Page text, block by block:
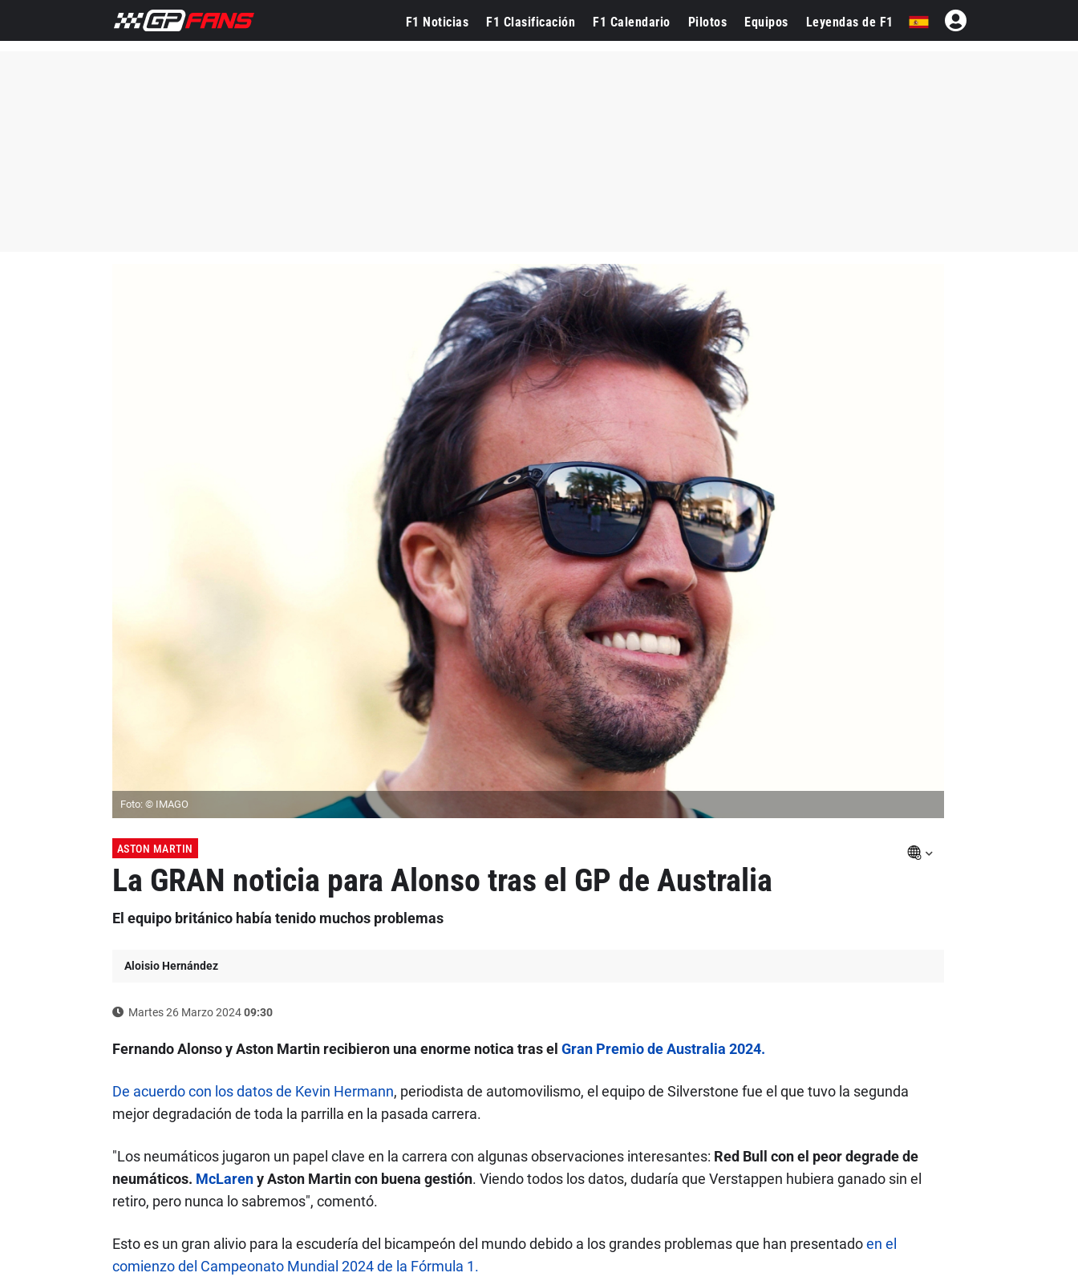
F1 Noticias F1 Clasificación F1 Calendario Pilotos Equipos Leyendas de F1
Foto: © IMAGO
ASTON MARTIN
La GRAN noticia para Alonso tras el GP de Australia
El equipo británico había tenido muchos problemas
Aloisio Hernández
Martes 26 Marzo 202409:30
Fernando Alonso y Aston Martin recibieron una enorme notica tras el Gran Premio de Australia 2024.
De acuerdo con los datos de Kevin Hermann, periodista de automovilismo, el equipo de Silverstone fue el que tuvo la segunda
mejor degradación de toda la parrilla en la pasada carrera.
"Los neumáticos jugaron un papel clave en la carrera con algunas observaciones interesantes: Red Bull con el peor degrade de
neumáticos. McLareny Aston Martin con buena gestión. Viendo todos los datos, dudaría que Verstappen hubiera ganado sin el
retiro, pero nunca lo sabremos", comentó.
Esto es un gran alivio para la escudería del bicampeón del mundo debido a los grandes problemas que han presentadoen el
comienzo del Campeonato Mundial 2024 de la Fórmula 1.